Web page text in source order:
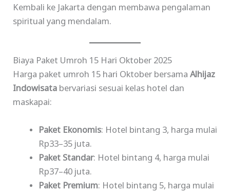
Kembali ke Jakarta dengan membawa pengalaman
spiritual yang mendalam.
Biaya Paket Umroh 15 Hari Oktober 2025
Harga paket umroh 15 hari Oktober bersamaAlhijaz
Indowisata bervariasi sesuai kelas hotel dan
maskapai:
Paket Ekonomis: Hotel bintang 3, harga mulai
Rp33–35 juta.
Paket Standar: Hotel bintang 4, harga mulai
Rp37–40 juta.
Paket Premium: Hotel bintang 5, harga mulai